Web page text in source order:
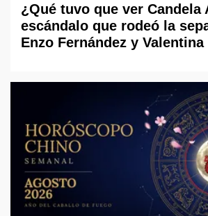
¿Qué tuvo que ver Candela
escándalo que rodeó la
Enzo Fernández y